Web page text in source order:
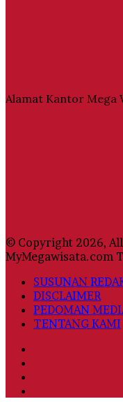
Alamat Kantor Mega
© Copyright 2026,
MyMegawisata.com
SUSUNAN
DISCLAIMER
PEDOMAN
TENTANG KAMI